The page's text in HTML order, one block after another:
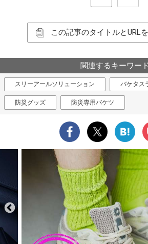
この記事のタイトルとURL
関連するキーワード
スリーアールソリューション バケタス
防災グッズ 防災専用バケツ